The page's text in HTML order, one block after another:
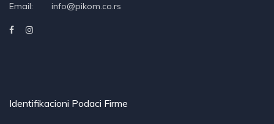
Email: info@pikom.co.rs
Identifikacioni Podaci Firme